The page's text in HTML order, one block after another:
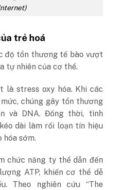
trẻ hoá
độ tổn thương tế bào vượt
tự nhiên của cơ thể.
là stress oxy hóa. Khi các
chúng gây tổn thương
và DNA. Đồng thời, tình
dài làm rối loạn tín hiệu
hóa sớm.
chức năng ty thể dẫn đến
ATP, khiến cơ thể dễ
Theo nghiên cứu “The